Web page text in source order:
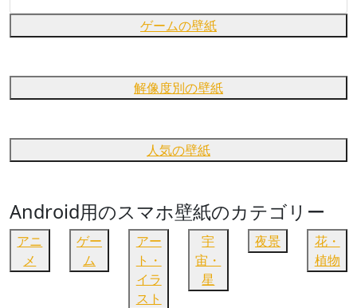
ゲームの壁紙
解像度別の壁紙
人気の壁紙
Android用のスマホ壁紙のカテゴリー
アニ
メ
ゲー
ム
アー
ト・
イラ
スト
宇
宙・
星
夜景
花・
植物